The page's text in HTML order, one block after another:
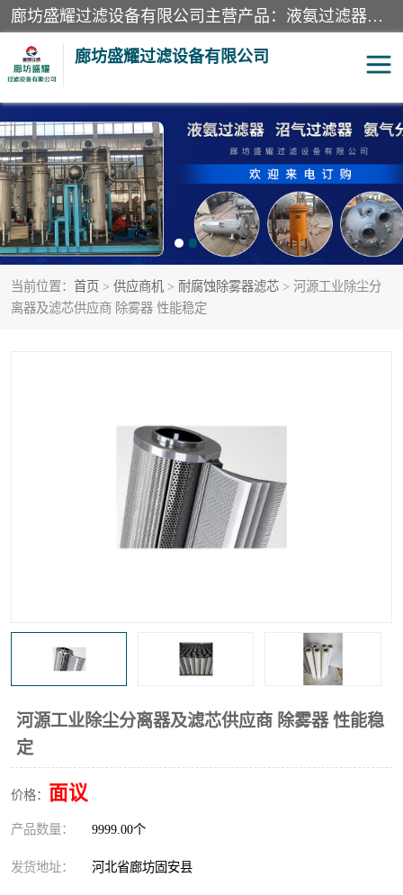
廊坊盛耀过滤设备有限公司主营产品：液氨过滤器、沼气过滤器、氨气分离器、二氧化碳过滤器、过滤器、液氨氨气过滤器、天然气过滤器、管道过滤器、*过滤器、液氨除油除水过滤器、氨气除油除水过滤器、焦炉煤气除焦油过滤器等。
廊坊盛耀过滤设备有限公司
当前位置： 首页 > 供应商机 > 耐腐蚀除雾器滤芯 > 河源工业除尘分
离器及滤芯供应商 除雾器 性能稳定
河源工业除尘分离器及滤芯供应商 除雾器 性能稳
定
价格： 面议
产品数量： 9999.00个
发货地址： 河北省廊坊固安县
二氧化碳过滤器 过滤器
液氨氨气过滤器 沼气过滤器
天然气过滤器 管道过滤器
甲醇过滤器 液氨除油除水过滤器
化工盐酸气聚结器 耐腐蚀除雾器滤芯